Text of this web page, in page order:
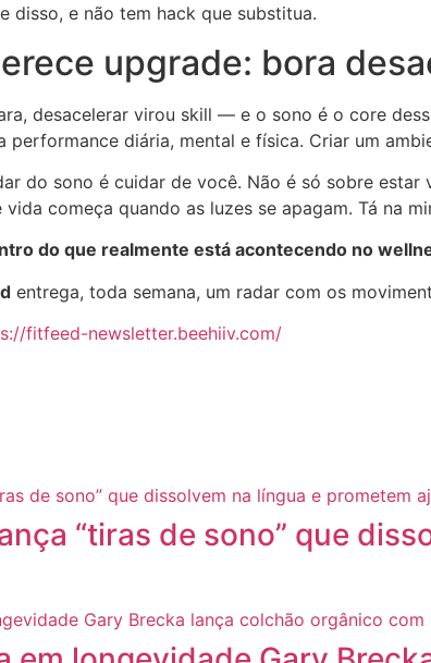
disso, e não tem hack que substitua.
upgrade: bora
desacelerar virou skill — e o sono é o core
performance diária, mental e física. Criar um
do sono é cuidar de você. Não é só sobre
começa quando as luzes se apagam. Tá na
do que realmente está acontecendo no
entrega, toda semana, um radar com os
fitfeed-newsletter.beehiiv.com/
“tiras de sono” que